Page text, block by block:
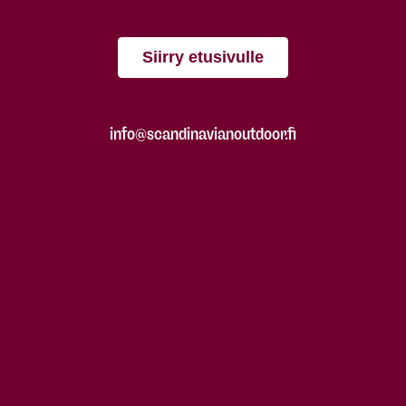
Siirry etusivulle
info@scandinavianoutdoor.fi